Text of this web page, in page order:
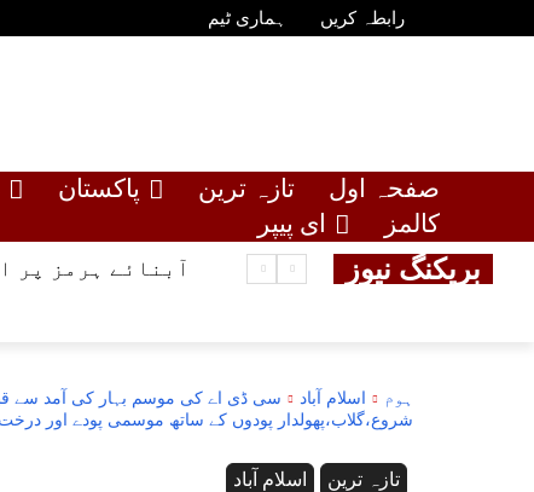
رابطہ کریں ہماری ٹیم
صفحہ اول تازہ ترین پاکستان
کالمز
ای پیپر
بریکنگ نیوز آبنائے ہرمز پر
ہوم اسلام آباد
سی ڈی اے کی موسم بہار کی آمد سے قبل
شروع،گلاب،پھولدار پودوں کے ساتھ موسمی پودے اور
اسلام آباد تازہ ترین